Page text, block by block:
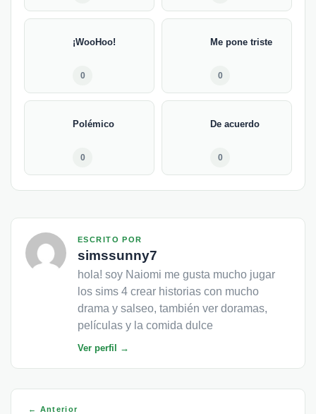
¡WooHoo!
0
Me pone triste
0
Polémico
0
De acuerdo
0
ESCRITO POR
simssunny7
hola! soy Naiomi me gusta mucho jugar
los sims 4 crear historias con mucho
drama y salseo, también ver doramas,
películas y la comida dulce
Ver perfil →
← Anterior